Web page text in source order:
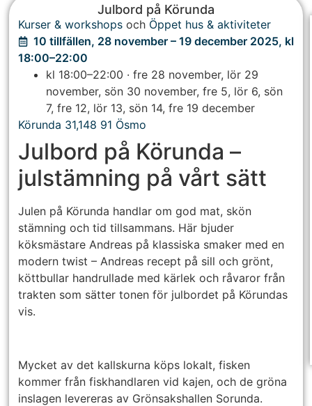
Julbord på Körunda
Kurser & workshops och Öppet hus & aktiviteter
10 tillfällen, 28 november – 19 december 2025, kl
18:00–22:00
kl 18:00–22:00 · fre 28 november, lör 29
november, sön 30 november, fre 5, lör 6, sön
7, fre 12, lör 13, sön 14, fre 19 december
Körunda 31,148 91 Ösmo
Julbord på Körunda –
julstämning på vårt sätt
Julen på Körunda handlar om god mat, skön
stämning och tid tillsammans. Här bjuder
köksmästare Andreas på klassiska smaker med en
modern twist – Andreas recept på sill och grönt,
köttbullar handrullade med kärlek och råvaror från
trakten som sätter tonen för julbordet på Körundas
vis.
Mycket av det kallskurna köps lokalt, fisken
kommer från fiskhandlaren vid kajen, och de gröna
inslagen levereras av Grönsakshallen Sorunda.